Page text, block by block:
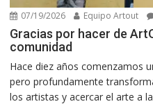
07/19/2026 Equipo Artout
Gracias por hacer de
comunidad
Hace diez años comenzamos
pero profundamente
los artistas y acercar el arte a